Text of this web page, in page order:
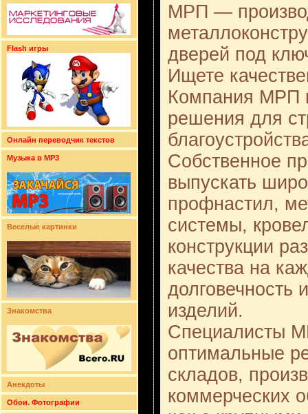
Flash игры
Онлайн переводчик текстов
Музыка в MP3
Веселые картинки
Знакомства
Анекдоты
Обои. Фотографии
МРП —
дверей под
Ищете
Компания МРП
решения для
Собственное
выпускать
профнастил,
системы,
конструкции
качества на
долговечность
изделий.
Специалисты
оптимальные
складов,
коммерческих